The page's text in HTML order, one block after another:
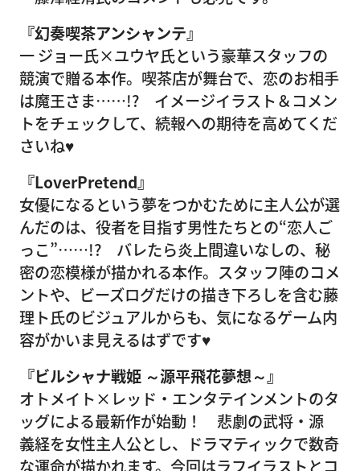
『幻奏喫茶アンシャンテ』
一 ジョー氏×ユウヤ氏という豪華スタッフの
競演で贈る本作。喫茶店が舞台で、恋のお相手
は魔王さま……!? イメージイラスト＆コメン
トをチェックして、続報への期待を高めてくだ
さいね♥
『LoverPretend』
女優になるという夢をつかむために主人公が選
んだのは、役者を目指す男性たちとの“恋人ご
っこ”……!? バレたら炎上間違いなしの、秘
密の恋模様が描かれる本作。スタッフ陣のコメ
ントや、ビーズログだけの描き下ろしを含む藤
理ト氏のビジュアルからも、気になるゲーム内
容がかいま見えるはずです♥
『ビルシャナ戦姫 ～源平飛花夢想～』
オトメイト×レッド・エンタテインメントのタ
ッグによる最新作が始動！ 悲劇の武将・源
義経を女性主人公とし、ドラマティックで数奇
な運命が描かれます。今回はラフイラストとコ